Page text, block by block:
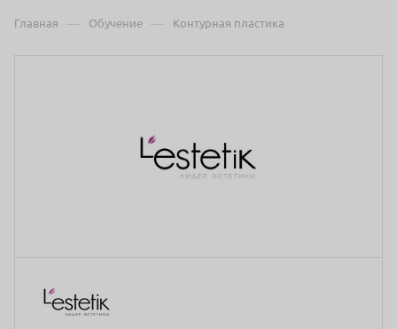
Главная — Обучение — Контурная пластика